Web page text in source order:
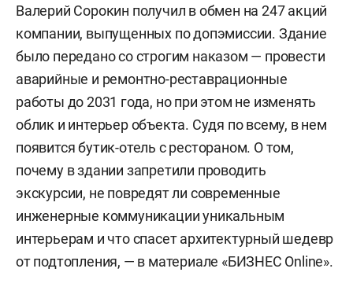
Валерий Сорокин получил в обмен на 247 акций
компании, выпущенных по допэмиссии. Здание
было передано со строгим наказом — провести
аварийные и ремонтно-реставрационные
работы до 2031 года, но при этом не изменять
облик и интерьер объекта. Судя по всему, в нем
появится бутик-отель с рестораном. О том,
почему в здании запретили проводить
экскурсии, не повредят ли современные
инженерные коммуникации уникальным
интерьерам и что спасет архитектурный шедевр
от подтопления, — в материале «БИЗНЕС Online».